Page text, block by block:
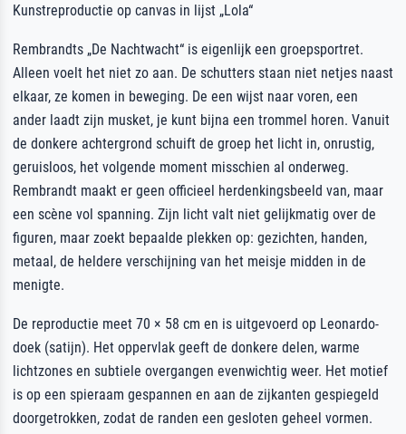
Kunstreproductie op canvas in lijst „Lola“
Rembrandts „De Nachtwacht“ is eigenlijk een groepsportret.
Alleen voelt het niet zo aan. De schutters staan niet netjes naast
elkaar, ze komen in beweging. De een wijst naar voren, een
ander laadt zijn musket, je kunt bijna een trommel horen. Vanuit
de donkere achtergrond schuift de groep het licht in, onrustig,
geruisloos, het volgende moment misschien al onderweg.
Rembrandt maakt er geen officieel herdenkingsbeeld van, maar
een scène vol spanning. Zijn licht valt niet gelijkmatig over de
figuren, maar zoekt bepaalde plekken op: gezichten, handen,
metaal, de heldere verschijning van het meisje midden in de
menigte.
De reproductie meet 70 × 58 cm en is uitgevoerd op Leonardo-
doek (satijn). Het oppervlak geeft de donkere delen, warme
lichtzones en subtiele overgangen evenwichtig weer. Het motief
is op een spieraam gespannen en aan de zijkanten gespiegeld
doorgetrokken, zodat de randen een gesloten geheel vormen.